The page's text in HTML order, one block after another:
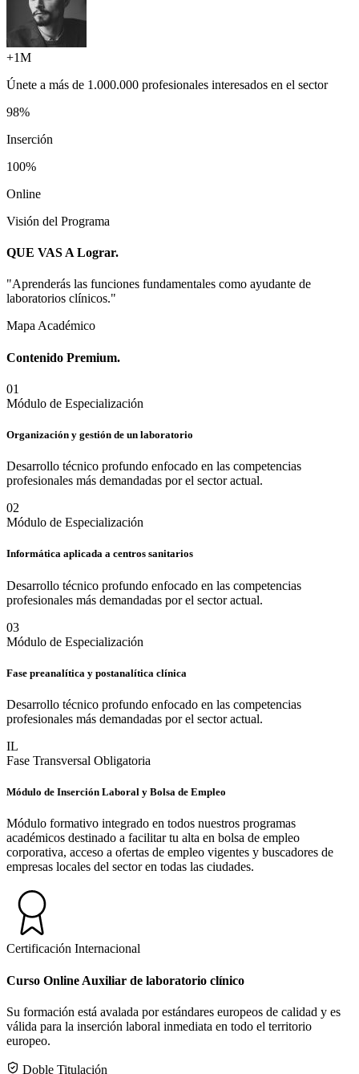
+1M
Únete a más de 1.000.000 profesionales interesados en el sector
98%
Inserción
100%
Online
Visión del Programa
QUE VAS A Lograr.
"Aprenderás las funciones fundamentales como ayudante de
laboratorios clínicos."
Mapa Académico
Contenido Premium.
01
Módulo de Especialización
Organización y gestión de un laboratorio
Desarrollo técnico profundo enfocado en las competencias
profesionales más demandadas por el sector actual.
02
Módulo de Especialización
Informática aplicada a centros sanitarios
Desarrollo técnico profundo enfocado en las competencias
profesionales más demandadas por el sector actual.
03
Módulo de Especialización
Fase preanalítica y postanalítica clínica
Desarrollo técnico profundo enfocado en las competencias
profesionales más demandadas por el sector actual.
IL
Fase Transversal Obligatoria
Módulo de Inserción Laboral y Bolsa de Empleo
Módulo formativo integrado en todos nuestros programas
académicos destinado a facilitar tu alta en bolsa de empleo
corporativa, acceso a ofertas de empleo vigentes y buscadores de
empresas locales del sector en todas las ciudades.
Certificación Internacional
Curso Online Auxiliar de laboratorio clínico
Su formación está avalada por estándares europeos de calidad y es
válida para la inserción laboral inmediata en todo el territorio
europeo.
Doble Titulación